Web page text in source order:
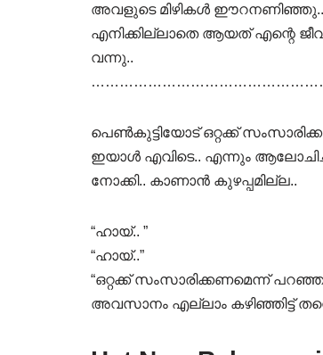
അവളുടെ മിഴികൾ ഈറനണിഞ്ഞു..
എനിക്കില്ലാതെ ആയത് എന്റെ
വന്നു..
പെൺകുട്ടിയോട് ഒറ്റക്ക്
ഇയാൾ എവിടെ.. എന്നും
നോക്കി.. കാണാൻ കുഴപ്പമില്ല..
“ഹായ്.. ”
“ഹായ്..”
“ഒറ്റക്ക് സംസാരിക്കണമെന്ന്
അവസാനം എല്ലാം കഴിഞ്ഞിട്ട്